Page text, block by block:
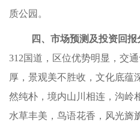
质公园。
四、市场预测及投资回报
312国道，区位优势明显， 交
厚，景观美不胜收，文化底蕴
然纯朴，境内山川相连，沟岭
水草丰美，鸟语花香，风光旖